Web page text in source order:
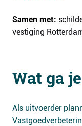
Samen met:
vestiging
Wat ga
Als uitvoerder